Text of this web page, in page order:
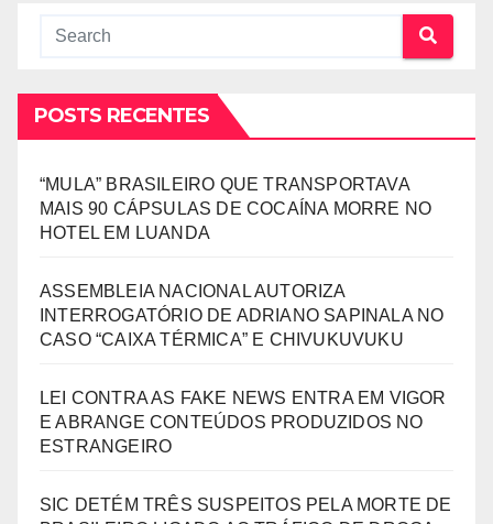
POSTS RECENTES
“MULA” BRASILEIRO QUE TRANSPORTAVA
MAIS 90 CÁPSULAS DE COCAÍNA MORRE NO
HOTEL EM LUANDA
ASSEMBLEIA NACIONAL AUTORIZA
INTERROGATÓRIO DE ADRIANO SAPINALA NO
CASO “CAIXA TÉRMICA” E CHIVUKUVUKU
LEI CONTRA AS FAKE NEWS ENTRA EM VIGOR
E ABRANGE CONTEÚDOS PRODUZIDOS NO
ESTRANGEIRO
SIC DETÉM TRÊS SUSPEITOS PELA MORTE DE